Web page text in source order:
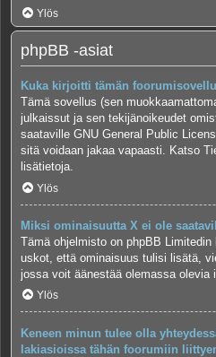
Ylös
phpBB -asiat
Kuka kirjoitti tämän
Tämä sovellus (sen
julkaissut ja sen tekijänoikeudet
saataville GNU General Public
sitä voidaan jakaa vapaasti. Katso
lisätietoja.
Ylös
Miksi ominaisuutta X ei ole
Tämä ohjelmisto on phpBB
uskot, että ominaisuus tulisi lisätä,
jossa voit äänestää olemassa olevia
Ylös
Keneen minun tulee olla
lakiasioissa tähän foorumiin